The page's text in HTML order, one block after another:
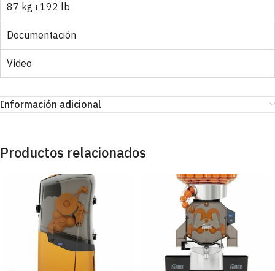
87 kg ı 192 lb
Documentación
Vídeo
Información adicional
Productos relacionados